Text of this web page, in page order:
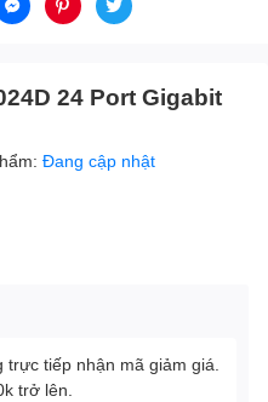
24 Port Gigabit
Đang cập nhật
trực tiếp nhận mã giảm giá.
trở lên.